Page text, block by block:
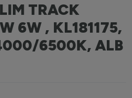
TRACK
6W , KL181175,
6500K, ALB